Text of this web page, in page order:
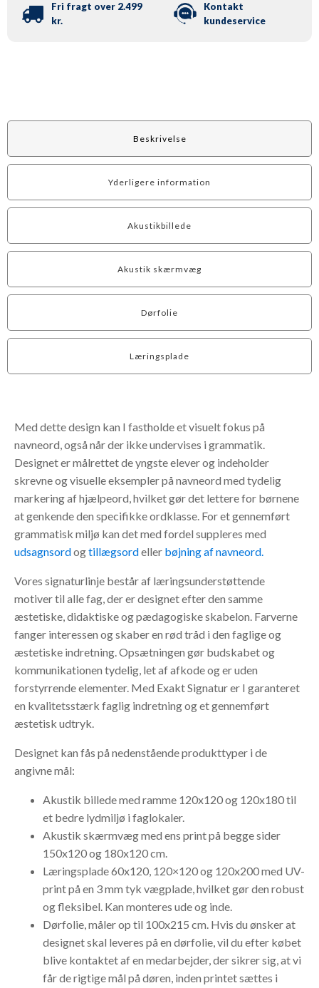
Fri fragt over 2.499
kr.
Kontakt
kundeservice
Beskrivelse
Yderligere information
Akustikbillede
Akustik skærmvæg
Dørfolie
Læringsplade
Med dette design kan I fastholde et visuelt fokus på
navneord, også når der ikke undervises i grammatik.
Designet er målrettet de yngste elever og indeholder
skrevne og visuelle eksempler på navneord med tydelig
markering af hjælpeord, hvilket gør det lettere for børnene
at genkende den specifikke ordklasse. For et gennemført
grammatisk miljø kan det med fordel suppleres med
udsagnsordogtillægsordeller bøjning af navneord.
Vores signaturlinje består af læringsunderstøttende
motiver til alle fag, der er designet efter den samme
æstetiske, didaktiske og pædagogiske skabelon. Farverne
fanger interessen og skaber en rød tråd i den faglige og
æstetiske indretning. Opsætningen gør budskabet og
kommunikationen tydelig, let af afkode og er uden
forstyrrende elementer. Med Exakt Signatur er I garanteret
en kvalitetsstærk faglig indretning og et gennemført
æstetisk udtryk.
Designet kan fås på nedenstående produkttyper i de
angivne mål:
Akustik billede med ramme 120x120 og 120x180 til
et bedre lydmiljø i faglokaler.
Akustik skærmvæg med ens print på begge sider
150x120 og 180x120 cm.
Læringsplade 60x120, 120×120 og 120x200 med UV-
print på en 3 mm tyk vægplade, hvilket gør den robust
og fleksibel. Kan monteres ude og inde.
Dørfolie, måler op til 100x215 cm. Hvis du ønsker at
designet skal leveres på en dørfolie, vil du efter købet
blive kontaktet af en medarbejder, der sikrer sig, at vi
får de rigtige mål på døren, inden printet sættes i